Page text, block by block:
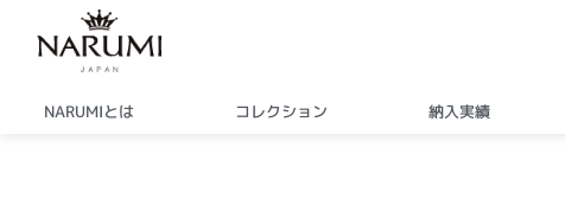
NARUMIとは コレクション 納入実績